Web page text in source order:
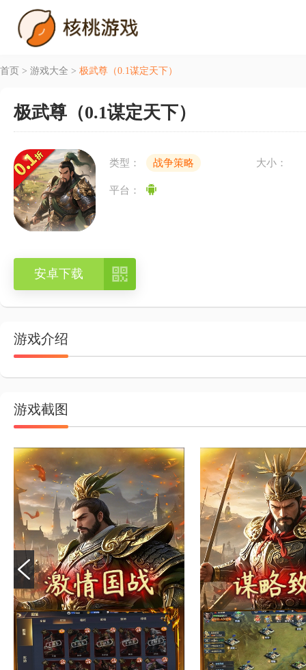
首页 > 游戏大全 > 极武尊（0.1谋定天下）
极武尊（0.1谋定天下）
类型： 战争策略 大小：
平台：
安卓下载 
游戏介绍
游戏截图